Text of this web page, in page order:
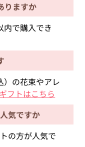
りますか
内で購入でき
）の花束やアレ
フトはこちら
気ですか
の方が人気で